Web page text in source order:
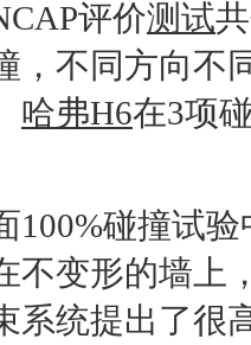
评价测试
，不同方向不
哈弗H6在3项
碰撞试验
不变形的墙上
系统提出了很